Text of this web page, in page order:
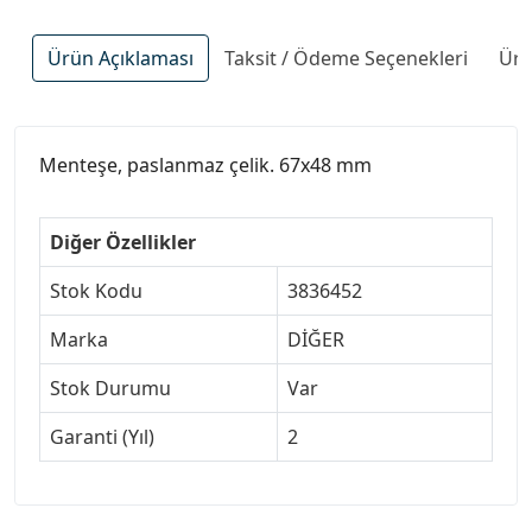
Ürün Açıklaması Taksit / Ödeme Seçenekleri
Menteşe, paslanmaz çelik. 67x48 mm
Diğer Özellikler
Stok Kodu
3836452
Marka
DİĞER
Stok Durumu
Var
Garanti (Yıl)
2